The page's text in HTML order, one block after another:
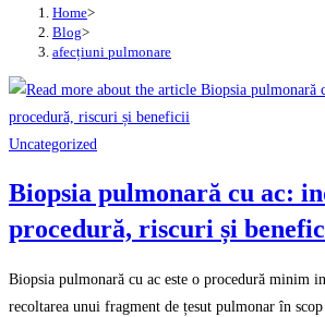
Home>
Blog>
afecțiuni pulmonare
Uncategorized
Biopsia pulmonară cu ac:
procedură, riscuri și
Biopsia pulmonară cu ac este o procedură minim
recoltarea unui fragment de țesut pulmonar în scop